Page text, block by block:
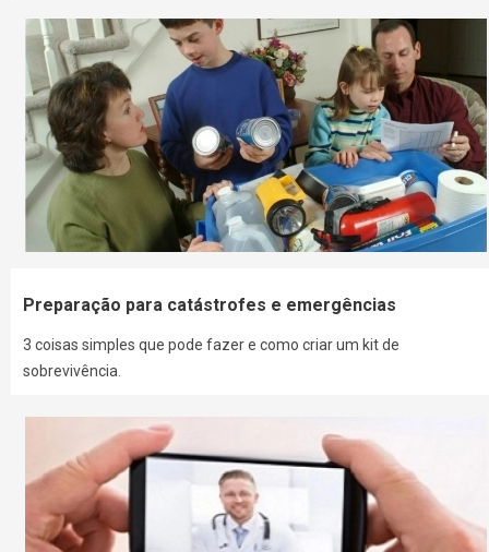
Preparação para catástrofes e emergências
3 coisas simples que pode fazer e como criar um kit de
sobrevivência.